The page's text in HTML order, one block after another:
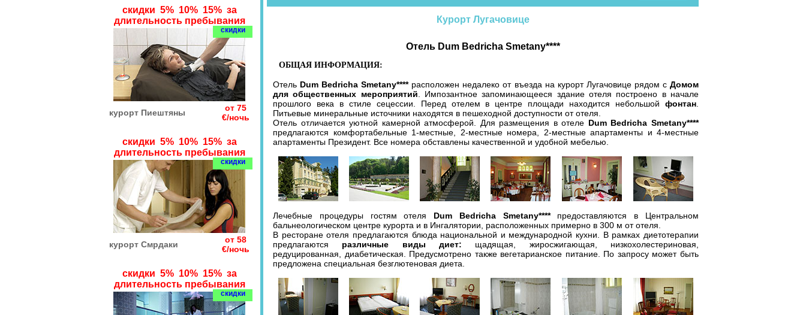
скидки 5% 10% 15% за
длительность пребывания
скидки
курорт Пиештяны
от 75
€/ночь
скидки 5% 10% 15% за
длительность пребывания
скидки
курорт Смрдаки
от 58
€/ночь
скидки 5% 10% 15% за
длительность пребывания
скидки
Курорт Лугачовице
Отель Dum Bedricha Smetany****
ОБЩАЯ ИНФОРМАЦИЯ:
Отель Dum Bedricha Smetany****расположен недалеко от въезда на курорт Лугачовице рядом сДомом
для общественных мероприятий . Импозантное запоминающееся здание отеля построено в начале
прошлого века в стиле сецессии. Перед отелем в центре площади находится небольшой фонтан
Питьевые минеральные источники находятся в пешеходной доступности от отеля.
Отель отличается уютной камерной атмосферой. Для размещения в отеле Dum Bedricha Smetany****
предлагаются комфортабельные 1-местные, 2-местные номера, 2-местные апартаменты и 4-местные
апартаменты Президент. Все номера обставлены качественной и удобной мебелью.
Лечебные процедуры гостям отеля Dum Bedricha Smetany****предоставляются в Центральном
бальнеологическом центре курорта и в Ингалятории, расположенных примерно в 300 м от отеля.
В ресторане отеля предлагаются блюда национальной и международной кухни. В рамках диетотерапии
предлагаются различные виды диет: щадящая, жиросжигающая, низкохолестериновая,
редуцированная, диабетическая. Предусмотрено также вегетарианское питание. По запросу может быть
предложена специальная безглютеновая диета.